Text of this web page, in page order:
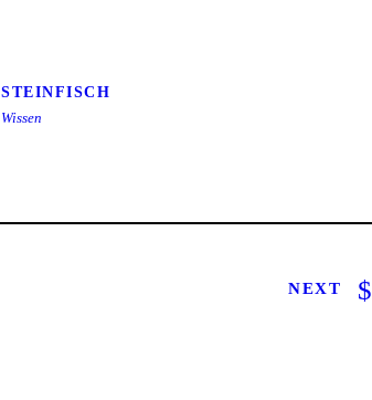
STEINFISCH
Wissen
NEXT